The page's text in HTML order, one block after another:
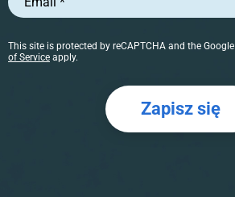
*
This site is protected by reCAPTCHA and the Google
of Service apply.
Zapisz się